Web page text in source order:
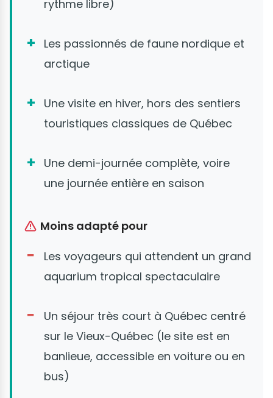
rythme libre)
Les passionnés de faune nordique et
arctique
Une visite en hiver, hors des sentiers
touristiques classiques de Québec
Une demi-journée complète, voire
une journée entière en saison
Moins adapté pour
Les voyageurs qui attendent un grand
aquarium tropical spectaculaire
Un séjour très court à Québec centré
sur le Vieux-Québec (le site est en
banlieue, accessible en voiture ou en
bus)